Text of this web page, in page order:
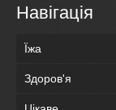
Навігація
Їжа
Здоров'я